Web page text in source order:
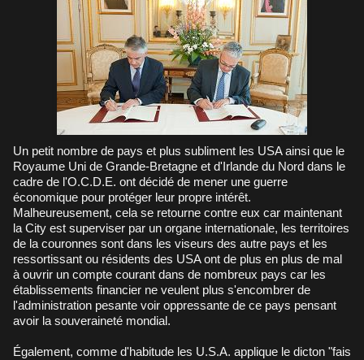
Un petit nombre de pays et plus subliment les USA ainsi que le
Royaume Uni de Grande-Bretagne et d'Irlande du Nord dans le
cadre de l'O.C.D.E. ont décidé de mener une guerre
économique pour protéger leur propre intérêt.
Malheureusement, cela se retourne contre eux car maintenant
la City est superviser par un organe internationale, les territoires
de la couronnes sont dans les viseurs des autre pays et les
ressortissant ou résidents des USA ont de plus en plus de mal
à ouvrir un compte courant dans de nombreux pays car les
établissements financier ne veulent plus s'encombrer de
l'administration pesante voir oppressante de ce pays pensant
avoir la souveraineté mondial.
Également, comme d'habitude les U.S.A. applique le dicton "fais